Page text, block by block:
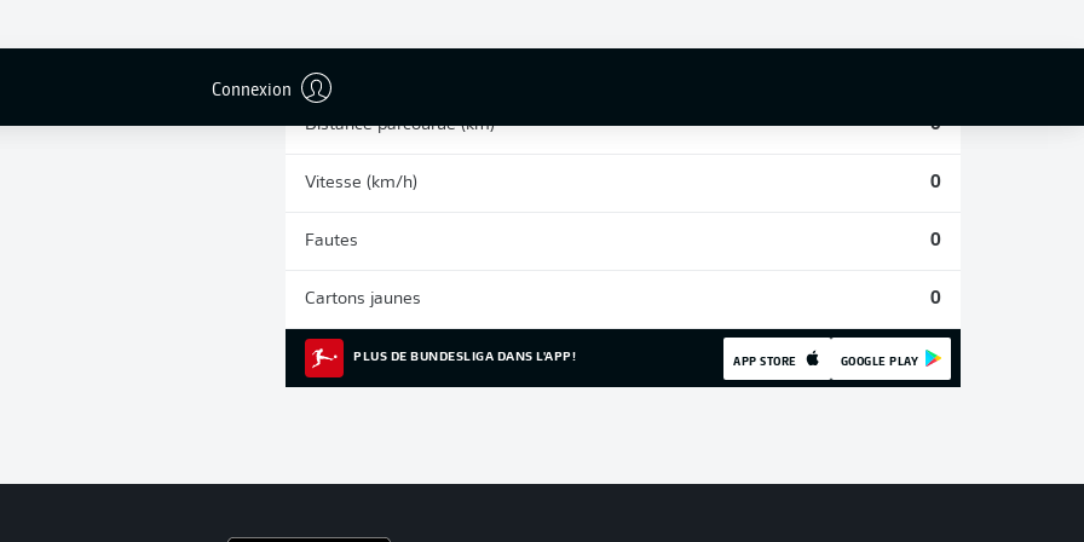
Connexion
Distance parcourue (km) 0
Vitesse (km/h) 0
Fautes 0
Cartons jaunes 0
PLUS DE BUNDESLIGA DANS L'APP! APP STORE GOOGLE PLAY